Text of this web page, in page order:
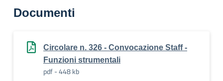
Documenti
Circolare n. 326 - Convocazione Staff -
Funzioni strumentali
pdf - 448 kb